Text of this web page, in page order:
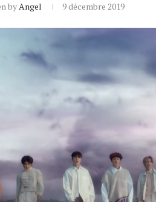
byAngel 9 décembre 2019